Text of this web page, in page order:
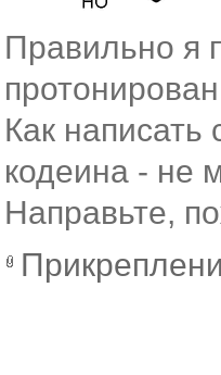
Правильно я
Как
кодеина - не
Направьте,